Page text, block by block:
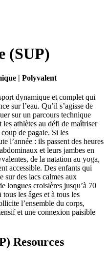
(SUP)
| Polyvalent
dynamique et complet qui
sur l’eau. Qu’il s’agisse de
sur un parcours technique
les athlètes au défi de maîtriser
de pagaie. Si les
l’année : ils passent des heures
et leurs jambes en
de la natation au yoga,
accessible. Des enfants qui
sur des lacs calmes aux
longues croisières jusqu’à 70
les âges et à tous les
l’ensemble du corps,
et une connexion paisible
Resources